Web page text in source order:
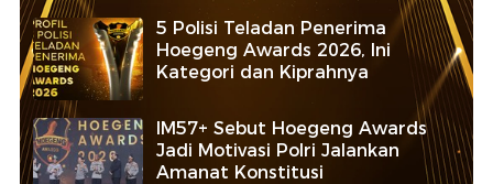
5 Polisi Teladan Penerima
Hoegeng Awards 2026, Ini
Kategori dan Kiprahnya
IM57+ Sebut Hoegeng Awards
Jadi Motivasi Polri Jalankan
Amanat Konstitusi